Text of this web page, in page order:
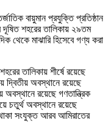
বায়ুমান প্রযুক্তি প্রতিষ্ঠান
শহরের তালিকায় ২৯তম
থেকে মাঝারি হিসেবে গণ্য করা
তালিকায় শীর্ষে রয়েছে
দ্বিতীয় অবস্থানে রয়েছে
অবস্থানে রয়েছে গণতান্ত্রিক
চতুর্থ অবস্থানে রয়েছে
থাকা সংযুক্ত আরব আমিরাতের